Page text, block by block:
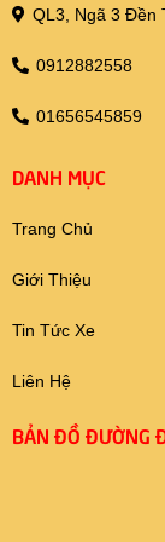
QL3, Ngã 3 Đền
0912882558
01656545859
DANH MỤC
Trang Chủ
Giới Thiệu
Tin Tức Xe
Liên Hệ
BẢN ĐỒ ĐƯỜNG